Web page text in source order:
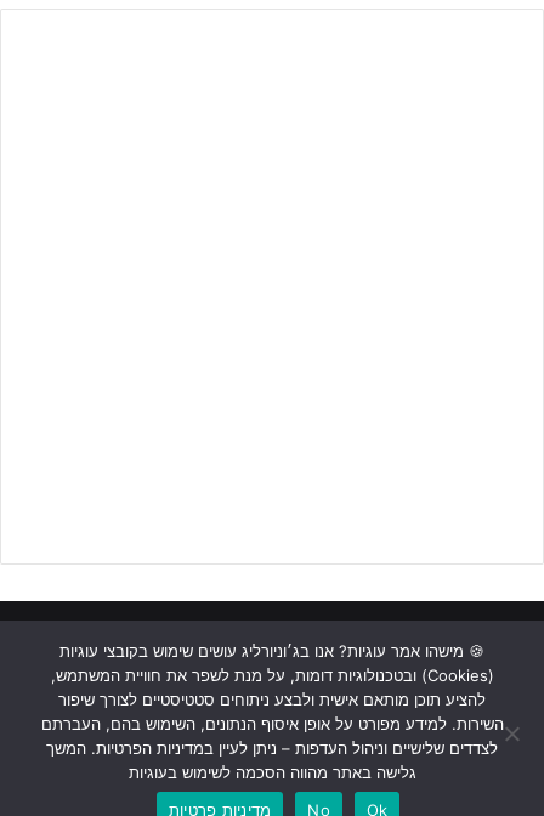
ראשי כתבות תכנים מקצועיים תנאי שימוש
מדיניות אבטחה
כתבו לנו
Facebook
YouTube
Instagram
🍪 מישהו אמר עוגיות? אנו בג׳וניורליג עושים שימוש בקובצי עוגיות
(Cookies) ובטכנולוגיות דומות, על מנת לשפר את חוויית המשתמש,
להציע תוכן מותאם אישית ולבצע ניתוחים סטטיסטיים לצורך שיפור
השירות. למידע מפורט על אופן איסוף הנתונים, השימוש בהם, העברתם
לצדדים שלישיים וניהול העדפות – ניתן לעיין במדיניות הפרטיות. המשך
גלישה באתר מהווה הסכמה לשימוש בעוגיות
Ok
No מדיניות פרטיות